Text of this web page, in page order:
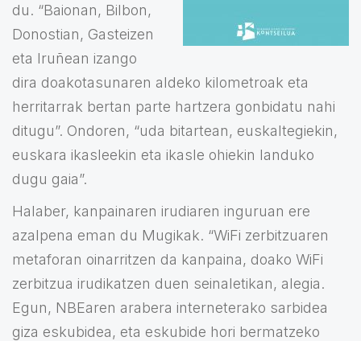
du. “Baionan, Bilbon,
Donostian, Gasteizen
eta Iruñean izango
dira doakotasunaren aldeko kilometroak eta
herritarrak bertan parte hartzera gonbidatu nahi
ditugu”. Ondoren, “uda bitartean, euskaltegiekin,
euskara ikasleekin eta ikasle ohiekin landuko
dugu gaia”.
Halaber, kanpainaren irudiaren inguruan ere
azalpena eman du Mugikak. “WiFi zerbitzuaren
metaforan oinarritzen da kanpaina, doako WiFi
zerbitzua irudikatzen duen seinaletikan, alegia.
Egun, NBEaren arabera interneterako sarbidea
giza eskubidea, eta eskubide hori bermatzeko